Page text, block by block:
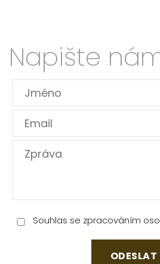
Napište
Souhlas se zpracováním